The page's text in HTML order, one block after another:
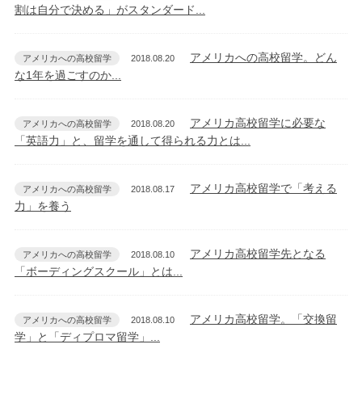
割は自分で決める」がスタンダード...
アメリカへの高校留学 2018.08.20
アメリカへの高校留学。どん
な1年を過ごすのか...
アメリカへの高校留学 2018.08.20
アメリカ高校留学に必要な
「英語力」と、留学を通して得られる力とは...
アメリカへの高校留学 2018.08.17
アメリカ高校留学で「考える
力」を養う
アメリカへの高校留学 2018.08.10
アメリカ高校留学先となる
「ボーディングスクール」とは...
アメリカへの高校留学 2018.08.10
アメリカ高校留学。「交換留
学」と「ディプロマ留学」...